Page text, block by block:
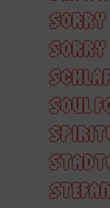
SORRY
SOUL